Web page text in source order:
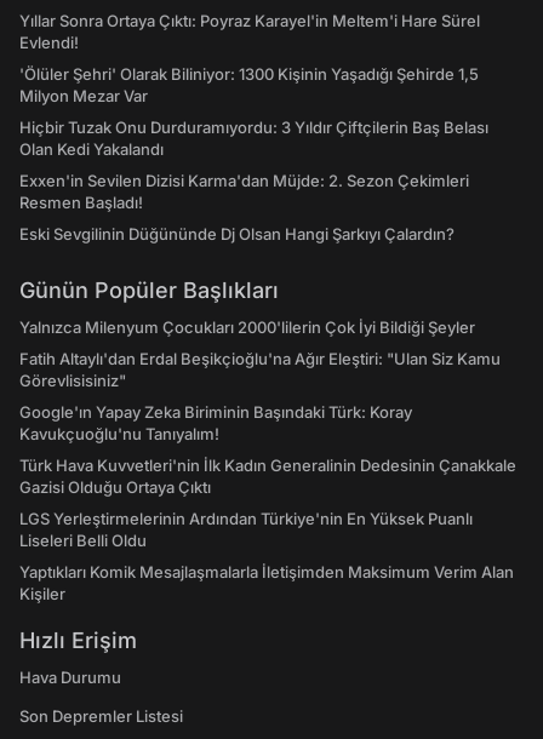
Yıllar Sonra Ortaya Çıktı: Poyraz Karayel'in Meltem'i Hare Sürel
Evlendi!
'Ölüler Şehri' Olarak Biliniyor: 1300 Kişinin Yaşadığı Şehirde 1,5
Milyon Mezar Var
Hiçbir Tuzak Onu Durduramıyordu: 3 Yıldır Çiftçilerin Baş Belası
Olan Kedi Yakalandı
Exxen'in Sevilen Dizisi Karma'dan Müjde: 2. Sezon Çekimleri
Resmen Başladı!
Eski Sevgilinin Düğününde Dj Olsan Hangi Şarkıyı Çalardın?
Günün Popüler Başlıkları
Yalnızca Milenyum Çocukları 2000'lilerin Çok İyi Bildiği Şeyler
Fatih Altaylı'dan Erdal Beşikçioğlu'na Ağır Eleştiri: "Ulan Siz Kamu
Görevlisisiniz"
Google'ın Yapay Zeka Biriminin Başındaki Türk: Koray
Kavukçuoğlu'nu Tanıyalım!
Türk Hava Kuvvetleri'nin İlk Kadın Generalinin Dedesinin Çanakkale
Gazisi Olduğu Ortaya Çıktı
LGS Yerleştirmelerinin Ardından Türkiye'nin En Yüksek Puanlı
Liseleri Belli Oldu
Yaptıkları Komik Mesajlaşmalarla İletişimden Maksimum Verim Alan
Kişiler
Hızlı Erişim
Hava Durumu
Son Depremler Listesi